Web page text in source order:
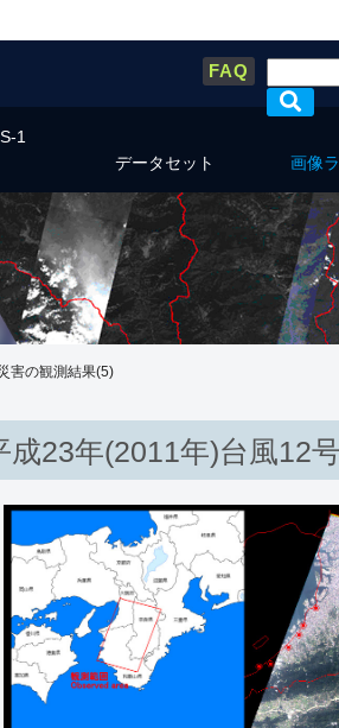
FAQ
1
データセット
画像
害の観測結果(5)
23年(2011年)台風12